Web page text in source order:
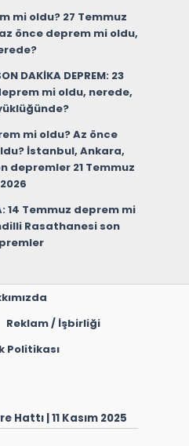
mi oldu? 27 Temmuz
önce deprem mi oldu,
DAKİKA DEPREM: 23
mi oldu, nerede,
mi oldu? Az önce
İstanbul, Ankara,
depremler 21 Temmuz
2026
14 Temmuz deprem mi
Rasathanesi son
Reklam / İşbirliği
Politikası
Hattı | 11 Kasım 2025